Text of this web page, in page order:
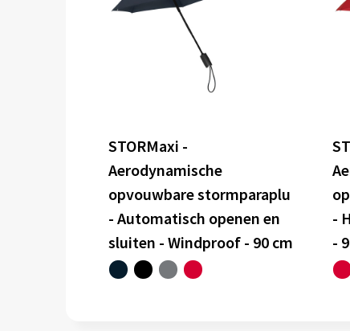
STORMaxi -
Aerodynamische
opvouwbare stormparaplu
- Automatisch openen en
sluiten - Windproof - 90 cm
-
-